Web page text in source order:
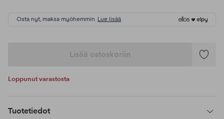
Osta nyt, maksa myöhemmin. Lue lisää
Lisää ostoskoriin
Lisää
Loppunut varastosta
Tuotetiedot